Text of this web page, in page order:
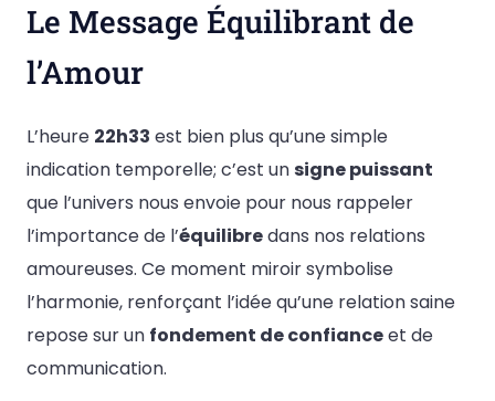
Le Message Équilibrant de
l’Amour
L’heure 22h33 est bien plus qu’une simple
indication temporelle; c’est un signe puissant
que l’univers nous envoie pour nous rappeler
l’importance de l’équilibredans nos relations
amoureuses. Ce moment miroir symbolise
l’harmonie, renforçant l’idée qu’une relation saine
repose sur un fondement de confianceet de
communication.